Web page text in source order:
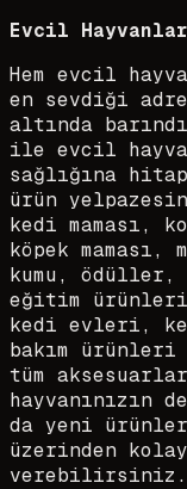
Evcil
Hem evcil
en sevdiği
altında
ile evcil
sağlığına
ürün
kedi maması,
köpek
kumu, ödüller,
eğitim
kedi evleri,
bakım
tüm
hayvanınızın
da yeni
üzerinden
verebilirsiniz.